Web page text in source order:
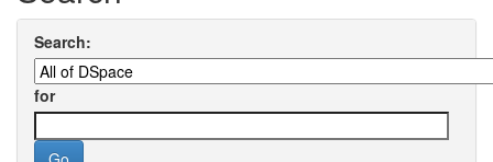
Search:
for